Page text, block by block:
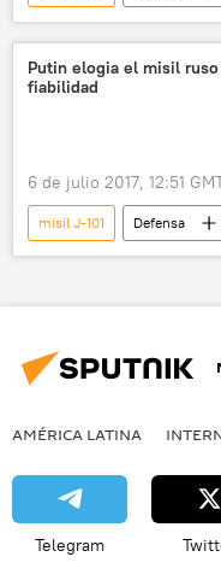
Tu-95MS
misiles
noticias
Putin elogia el misil ruso
fiabilidad
6 de julio 2017, 12:51
misil J-101 Defensa
Rusia
Siria
AMÉRICA LATINA
Telegram